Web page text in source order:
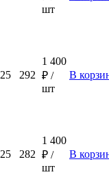
шт
25 292
1 400
₽ /
шт
В
25 282
1 400
₽ /
шт
В